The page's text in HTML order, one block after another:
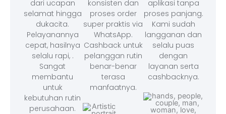
dari ucapan
selamat hingga
dukacita.
Pelayanannya
cepat, hasilnya
selalu rapi, .
Sangat
membantu
untuk
kebutuhan rutin
perusahaan.
konsisten dan
proses order
super praktis via
WhatsApp.
Cashback untuk
pelanggan rutin
benar-benar
terasa
manfaatnya.
aplikasi tanpa
proses panjang.
Kami sudah
langganan dan
selalu puas
dengan
layanan serta
cashbacknya.